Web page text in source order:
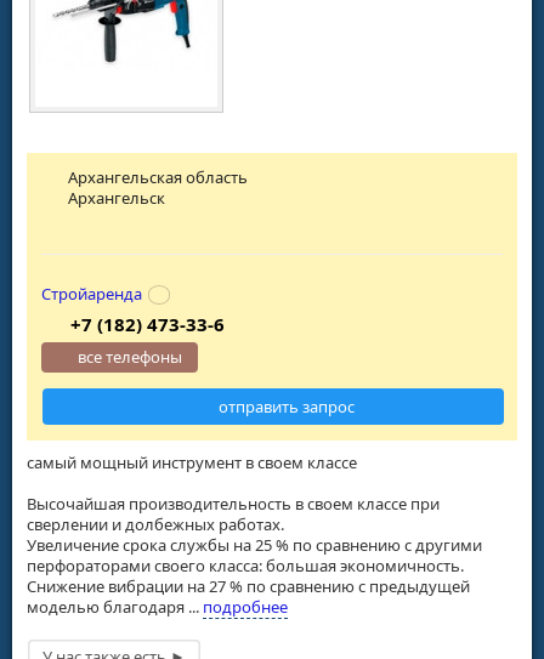
самый мощный инструмент в своем классе
Высочайшая производительность в своем классе при
сверлении и долбежных работах.
Увеличение срока службы на 25 % по сравнению с другими
перфораторами своего класса: большая экономичность.
Снижение вибрации на 27 % по сравнению с предыдущей
моделью благодаря ... подробнее
Архангельская область
Архангельск
Стройаренда
+7 (182) 473-33-6
все телефоны
отправить запрос